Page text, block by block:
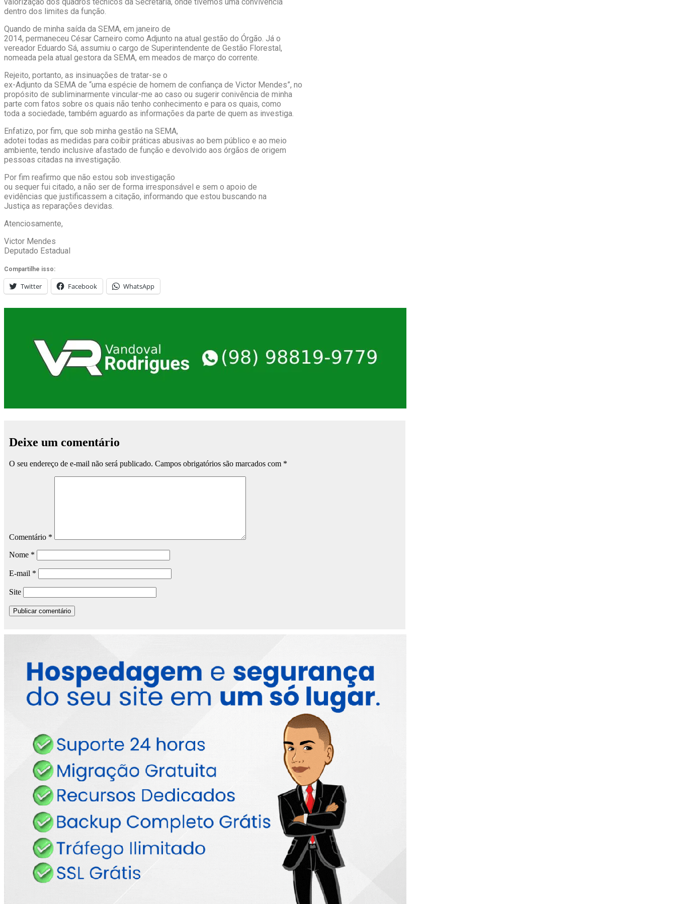
dentro dos limites da função.
Quando de minha saída da SEMA, em janeiro de
2014, permaneceu César Carneiro como Adjunto na atual gestão do Órgão. Já o
vereador Eduardo Sá, assumiu o cargo de Superintendente de Gestão Florestal,
nomeada pela atual gestora da SEMA, em meados de março do corrente.
Rejeito, portanto, as insinuações de tratar-se o
ex-Adjunto da SEMA de “uma espécie de homem de confiança de Victor Mendes”, no
propósito de subliminarmente vincular-me ao caso ou sugerir conivência de minha
parte com fatos sobre os quais não tenho conhecimento e para os quais, como
toda a sociedade, também aguardo as informações da parte de quem as investiga.
Enfatizo, por fim, que sob minha gestão na SEMA,
adotei todas as medidas para coibir práticas abusivas ao bem público e ao meio
ambiente, tendo inclusive afastado de função e devolvido aos órgãos de origem
pessoas citadas na investigação.
Por fim reafirmo que não estou sob investigação
ou sequer fui citado, a não ser de forma irresponsável e sem o apoio de
evidências que justificassem a citação, informando que estou buscando na
Justiça as reparações devidas.
Atenciosamente,
Victor Mendes
Deputado Estadual
Compartilhe isso:
Twitter Facebook WhatsApp
Deixe um comentário
O seu endereço de e-mail não será publicado. Campos obrigatórios são marcados com *
Comentário *
Nome *
E-mail *
Site